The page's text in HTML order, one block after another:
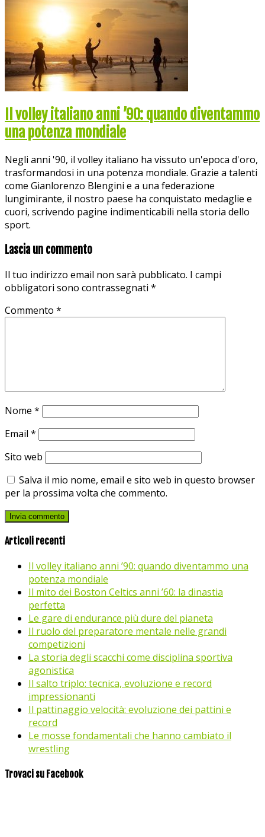
Il volley italiano anni ’90: quando diventammo
una potenza mondiale
Negli anni '90, il volley italiano ha vissuto un'epoca d'oro,
trasformandosi in una potenza mondiale. Grazie a talenti
come Gianlorenzo Blengini e a una federazione
lungimirante, il nostro paese ha conquistato medaglie e
cuori, scrivendo pagine indimenticabili nella storia dello
sport.
Lascia un commento
Il tuo indirizzo email non sarà pubblicato. I campi
obbligatori sono contrassegnati *
Commento *
Nome *
Email *
Sito web
Salva il mio nome, email e sito web in questo browser
per la prossima volta che commento.
Articoli recenti
Il volley italiano anni ’90: quando diventammo una
potenza mondiale
Il mito dei Boston Celtics anni ’60: la dinastia
perfetta
Le gare di endurance più dure del pianeta
Il ruolo del preparatore mentale nelle grandi
competizioni
La storia degli scacchi come disciplina sportiva
agonistica
Il salto triplo: tecnica, evoluzione e record
impressionanti
Il pattinaggio velocità: evoluzione dei pattini e
record
Le mosse fondamentali che hanno cambiato il
wrestling
Trovaci su Facebook